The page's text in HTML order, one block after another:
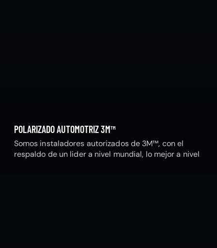
POLARIZADO AUTOMOTRIZ 3M™
Somos instaladores autorizados de 3M™, con el
respaldo de un lider a nivel mundial, lo mejor a nivel